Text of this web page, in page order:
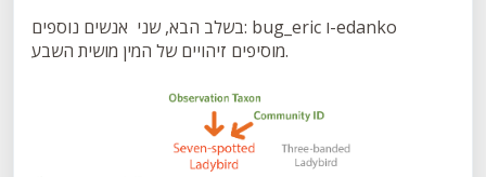
בשלב הבא, שני אנשים נוספים: bug_eric ו-edanko
מוסיפים זיהויים של המין מושית השבע.